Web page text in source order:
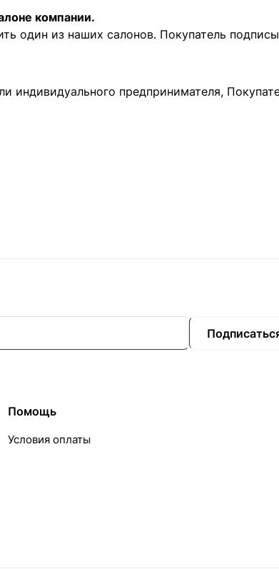
компании.
один из наших салонов. Покупатель
индивидуального предпринимателя,
Помощь
Условия оплаты